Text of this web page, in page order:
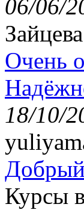
06/06/
Зайцева
Очень
18/10/
Добрый
Курсы